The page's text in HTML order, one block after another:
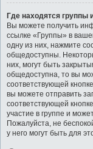
Где находятся группы
Вы можете получить
ссылке «Группы» в
одну из них, нажмите
общедоступны.
них, могут быть
общедоступна, то вы
соответствующей
вы можете отправить
соответствующей
участие в группе и
Пожалуйста, не
у него могут быть для